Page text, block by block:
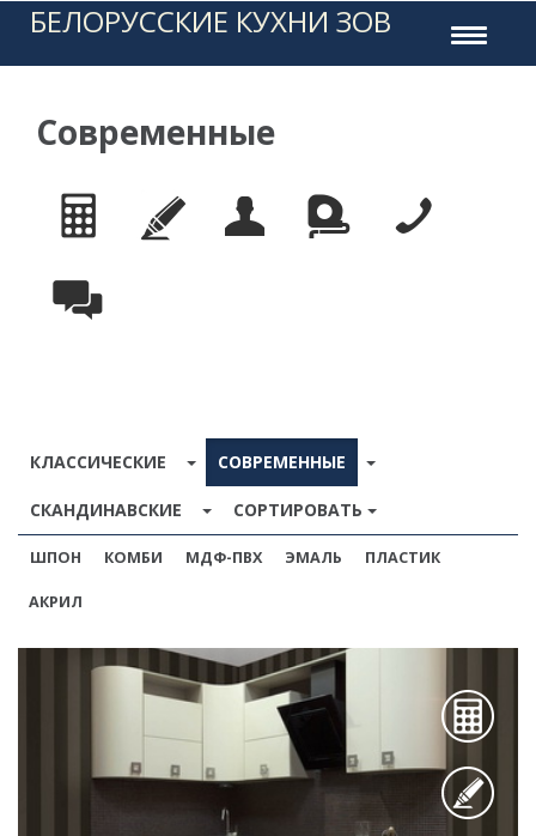
Toggle
БЕЛОРУССКИЕ КУХНИ ЗОВ
Современные
КЛАССИЧЕСКИЕ TOGGLE DROPDOWN
СОВРЕМЕННЫЕ TOGGLE
СКАНДИНАВСКИЕ TOGGLE DROPDOWN
СОРТИРОВАТЬ
ШПОН КОМБИ МДФ-ПВХ ЭМАЛЬ ПЛАСТИК
АКРИЛ